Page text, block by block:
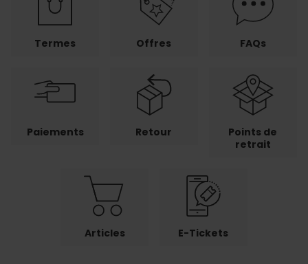
Termes Offres FAQs
Paiements Retour
Points de
retrait
Articles E-Tickets